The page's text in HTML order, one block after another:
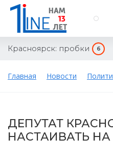
Красноярск: пробки 6
Главная Новости
ДЕПУТАТ
НАСТАИВАТЬ